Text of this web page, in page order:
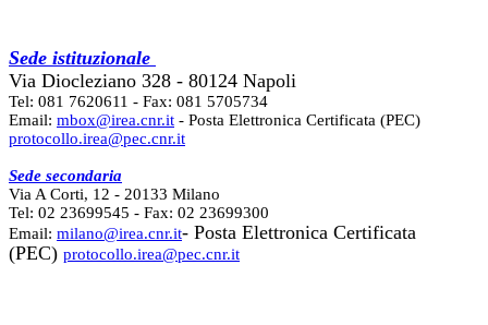
Sede istituzionale
Via Diocleziano 328 - 80124 Napoli
Tel: 081 7620611 - Fax: 081 5705734
Email: mbox@irea.cnr.it - Posta Elettronica Certificata (PEC)
protocollo.irea@pec.cnr.it
Sede secondaria
Via A Corti, 12 - 20133 Milano
Tel: 02 23699545 - Fax: 02 23699300
Email: milano@irea.cnr.it- Posta Elettronica Certificata
(PEC) protocollo.irea@pec.cnr.it